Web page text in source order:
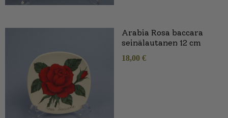
Arabia Rosa baccara
seinälautanen 12 cm
18,00 €